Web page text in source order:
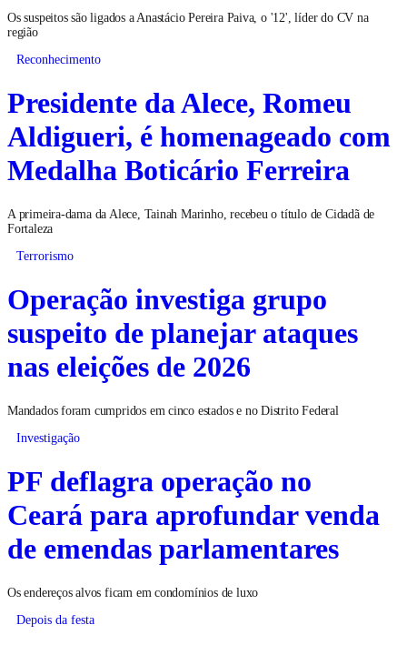
Os suspeitos são ligados a Anastácio Pereira Paiva, o '12', líder do CV na
região
Reconhecimento
Presidente da Alece, Romeu
Aldigueri, é homenageado com
Medalha Boticário Ferreira
A primeira-dama da Alece, Tainah Marinho, recebeu o título de Cidadã de
Fortaleza
Terrorismo
Operação investiga grupo
suspeito de planejar ataques
nas eleições de 2026
Mandados foram cumpridos em cinco estados e no Distrito Federal
Investigação
PF deflagra operação no
Ceará para aprofundar venda
de emendas parlamentares
Os endereços alvos ficam em condomínios de luxo
Depois da festa